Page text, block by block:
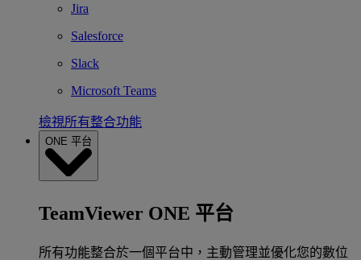
Jira
Salesforce
Slack
Microsoft Teams
檢視所有整合功能
ONE 平台
TeamViewer ONE 平台
所有功能整合於一個平台中，主動管理並優化您的數位